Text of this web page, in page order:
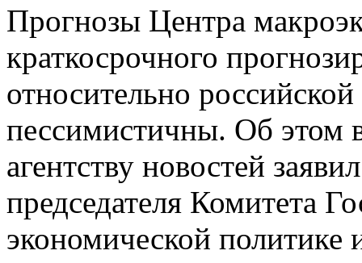
Прогнозы Центра
краткосрочного
относительно
пессимистичны. Об этом
агентству новостей
председателя Комитета
экономической